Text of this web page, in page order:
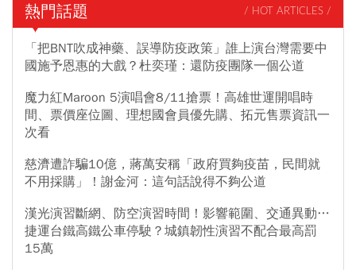
熱門話題 / HOT ARTICLES /
「把BNT吹成神藥、誤導防疫政策」誰上演台灣需要中
國施予恩惠的大戲？杜奕瑾：還防疫團隊一個公道
魔力紅Maroon 5演唱會8/11搶票！高雄世運開唱時
間、票價座位圖、理想國會員優先購、拓元售票資訊一
次看
慈濟遭詐騙10億，蔣萬安稱「政府買夠疫苗，民間就
不用採購」！謝金河：這句話說得不夠公道
漢光演習斷網、防空演習時間！影響範圍、交通異動…
捷運台鐵高鐵公車停駛？城鎮韌性演習不配合最高罰
15萬